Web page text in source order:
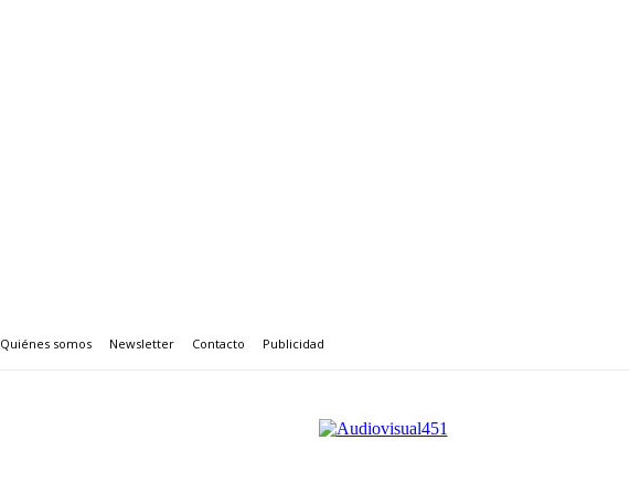
Quiénes somos Newsletter Contacto Publicidad